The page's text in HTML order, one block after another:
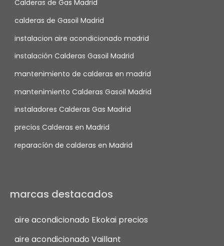
Calderas de Gas Madrid
calderas de Gasoil Madrid
instalacion aire acondicionado madrid
instalación Calderas Gasoil Madrid
mantenimiento de calderas en madrid
mantenimiento Calderas Gasoil Madrid
instaladores Calderas Gas Madrid
precios Calderas en Madrid
reparacíón de calderas en Madrid
marcas destacados
aire acondicionado Ekokai precios
aire acondicionado Vaillant